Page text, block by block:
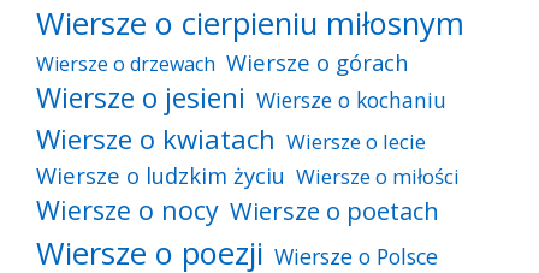
Wiersze o cierpieniu miłosnym
Wiersze o drzewach Wiersze o górach
Wiersze o jesieni Wiersze o kochaniu
Wiersze o kwiatach Wiersze o lecie
Wiersze o ludzkim życiu Wiersze o miłości
Wiersze o nocy Wiersze o poetach
Wiersze o poezji Wiersze o Polsce